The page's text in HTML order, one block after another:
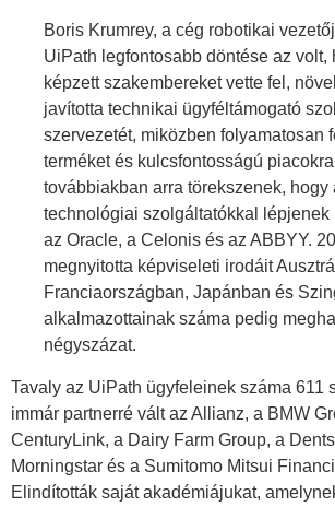
Boris Krumrey, a cég robotikai
UiPath legfontosabb döntése az volt,
képzett szakembereket vette fel,
javította technikai ügyféltámogató
szervezetét, miközben folyamatosan
terméket és kulcsfontosságú
továbbiakban arra törekszenek, hogy
technológiai szolgáltatókkal lépjenek
az Oracle, a Celonis és az ABBYY.
megnyitotta képviseleti irodáit
Franciaországban, Japánban és
alkalmazottainak száma pedig
négyszázat.
Tavaly az UiPath ügyfeleinek száma 611
immár partnerré vált az Allianz, a BMW
CenturyLink, a Dairy Farm Group, a
Morningstar és a Sumitomo Mitsui
Elindították saját akadémiájukat,